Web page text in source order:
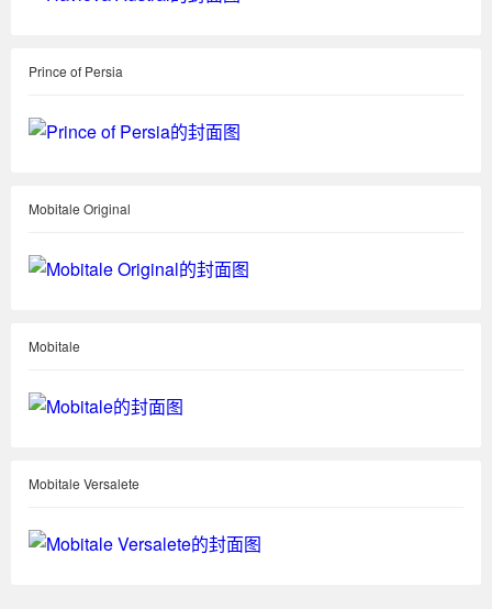
Prince of Persia
Mobitale Original
Mobitale
Mobitale Versalete